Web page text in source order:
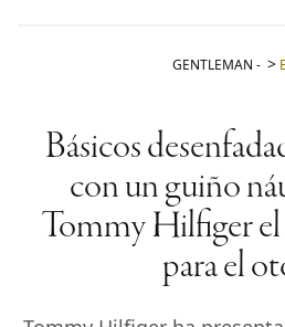
GENTLEMAN -
Básicos
con un guiño
Tommy Hilfiger el
para el